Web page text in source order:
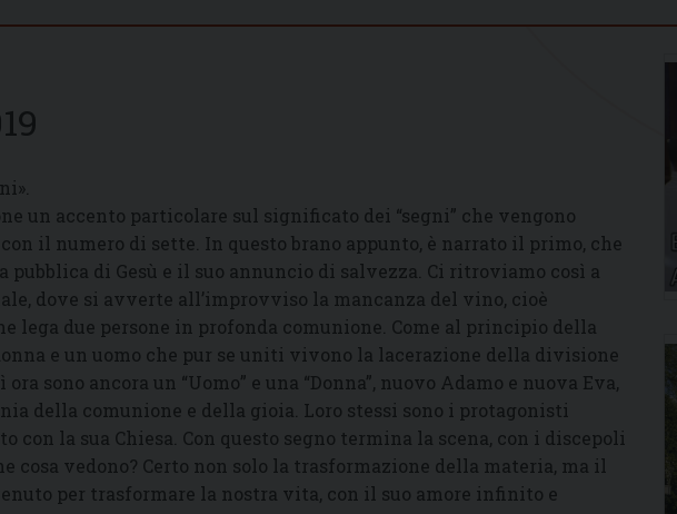
un accento particolare sul significato dei “segni” che vengono
il numero di sette. In questo brano appunto, è narrato il primo, che
di Gesù e il suo annuncio di salvezza. Ci ritroviamo così a
dove si avverte all’improvviso la mancanza del vino, cioè
lega due persone in profonda comunione. Come al principio della
e un uomo che pur se uniti vivono la lacerazione della divisione
sono ancora un “Uomo” e una “Donna”, nuovo Adamo e nuova Eva,
della comunione e della gioia. Loro stessi sono i protagonisti
con la sua Chiesa. Con questo segno termina la scena, con i discepoli
cosa vedono? Certo non solo la trasformazione della materia, ma il
per trasformare la nostra vita, con il suo amore infinito e